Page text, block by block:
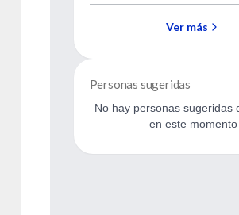
mitad
cerebral que provoca que
Ver más
Personas sugeridas
No hay personas sugeridas
en este momento